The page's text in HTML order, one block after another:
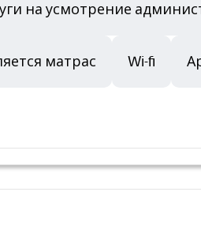
на усмотрение
матрас Wi-fi